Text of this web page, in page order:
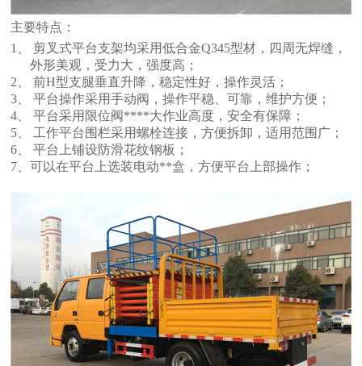
主要特点：
1、 剪叉式平台支架均采用低合金Q345型材，四周无焊缝，
外形美观，受力大，强度高；
2、前H型支腿垂直升降，稳定性好，操作灵活；
3、平台操作采用手动阀，操作平稳、可靠，维护方便；
4、平台采用限位阀****大作业高度，安全有保障；
5、 工作平台围栏采用螺栓连接，方便拆卸，适用范围广；
6、平台上铺设防滑花纹钢板；
7、可以在平台上选装电动**盒，方便平台上部操作；